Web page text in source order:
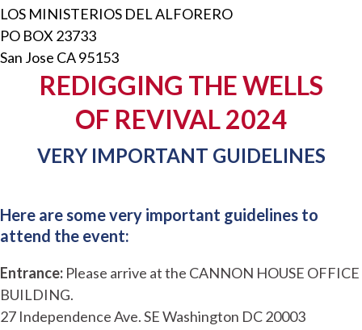
LOS MINISTERIOS DEL ALFORERO
PO BOX 23733
San Jose CA 95153
REDIGGING THE WELLS
OF REVIVAL 2024
VERY IMPORTANT GUIDELINES
Here are some very important guidelines to
attend the event:
Entrance: Please arrive at the CANNON HOUSE OFFICE
BUILDING.
27 Independence Ave. SE Washington DC 20003